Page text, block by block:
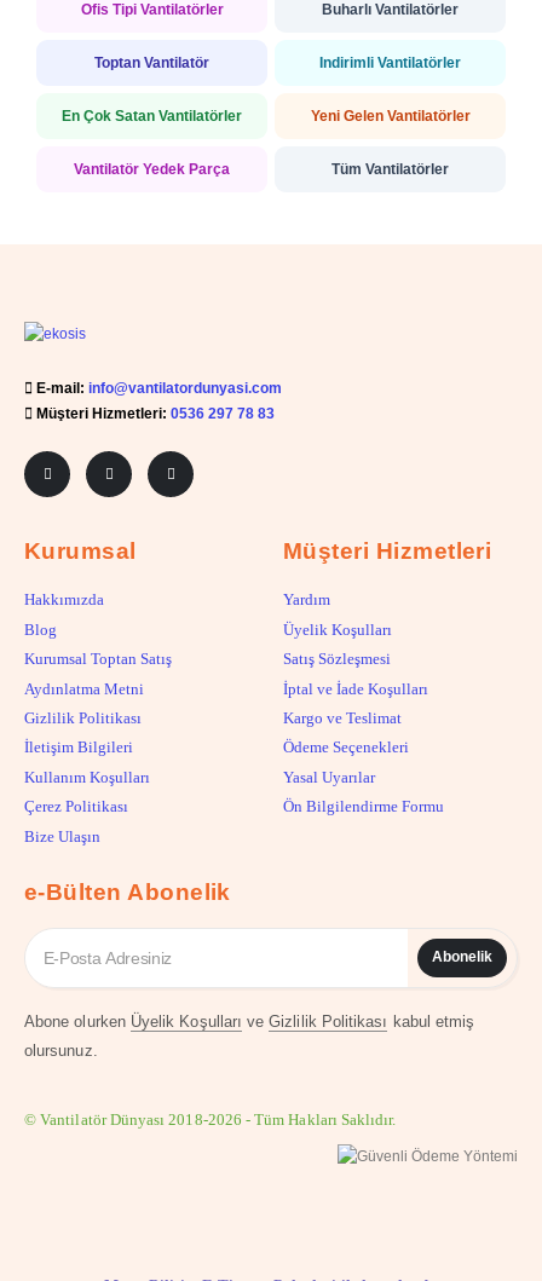
Ofis Tipi Vantilatörler Buharlı Vantilatörler
Toptan Vantilatör İndirimli Vantilatörler
En Çok Satan Vantilatörler Yeni Gelen Vantilatörler
Vantilatör Yedek Parça Tüm Vantilatörler
E-mail: info@vantilatordunyasi.com
Müşteri Hizmetleri: 0536 297 78 83
Kurumsal
Hakkımızda
Blog
Kurumsal Toptan Satış
Aydınlatma Metni
Gizlilik Politikası
İletişim Bilgileri
Kullanım Koşulları
Çerez Politikası
Bize Ulaşın
Müşteri Hizmetleri
Yardım
Üyelik Koşulları
Satış Sözleşmesi
İptal ve İade Koşulları
Kargo ve Teslimat
Ödeme Seçenekleri
Yasal Uyarılar
Ön Bilgilendirme Formu
e-Bülten Abonelik
Abonelik
Abone olurken Üyelik Koşulları veGizlilik Politikası kabul etmiş
olursunuz.
© Vantilatör Dünyası 2018-2026 - Tüm Hakları Saklıdır.